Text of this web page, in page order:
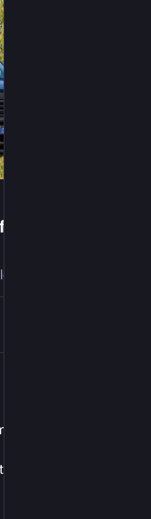
den Kabelkanal an
Buchse auf die
ungern, aber …
in
an der Stelle ist es
Ladebuchse
auf der
günstig und
welche die
in der
einem wirklich
usb-ladebuchsen-
Basis
WD40.
DekaSeal MS6